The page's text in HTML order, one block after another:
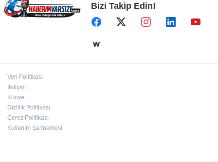
Türkiye Kültür Yolu Festivali Malatya'da
başlıyor
Bizi Takip Edin!
Veri Politikası
İletişim
Künye
Gizlilik Politikası
Çerez Politikası
Kullanım Şartnamesi